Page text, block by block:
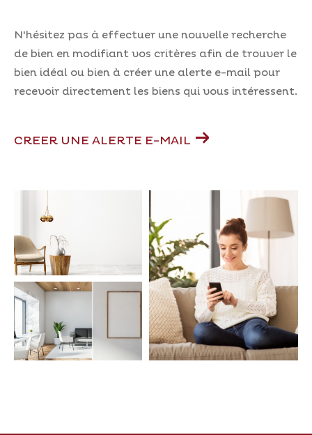
N'hésitez pas à effectuer une nouvelle recherche
de bien en modifiant vos critères afin de trouver le
bien idéal ou bien à créer une alerte e-mail pour
recevoir directement les biens qui vous intéressent.
CREER UNE ALERTE E-MAIL
Pièces
0 1
Ville
AFFINER LES CRITÈRES
Parking Terrasse Piscine
FILTRER PAR